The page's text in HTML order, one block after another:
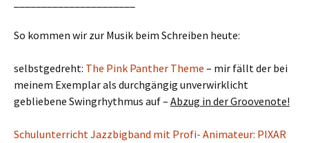
So kommen wir zur Musik beim Schreiben heute:
selbstgedreht: The Pink Panther Theme – mir fällt der bei
meinem Exemplar als durchgängig unverwirklicht
gebliebene Swingrhythmus auf – Abzug in der Groovenote!
Schulunterricht Jazzbigband mit Profi- Animateur: PIXAR